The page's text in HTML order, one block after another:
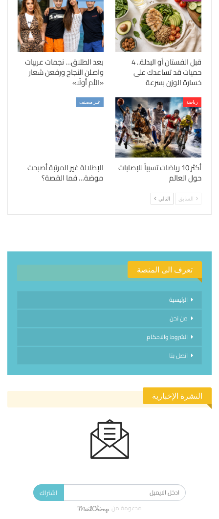
قبل الفستان أو البدلة.. 4
حميات قد تساعدك على
خسارة الوزن بسرعة
بعد الطلاق… نجمات عربيات
واصلن النجاح ورفعن شعار
«الأم أولًا»
رياضة
أكثر 10 رياضات تسبباً للإصابات
حول العالم
غير مصنف
الإطلالة غير المرتبة أصبحت
موضة… فما القصة؟
السابق التالي
تعرف الى المنصة
الرئيسية
من نحن
الشروط والاحكام
اتصل بنا
النشرة الإخبارية
اشتراك
مدعومة من